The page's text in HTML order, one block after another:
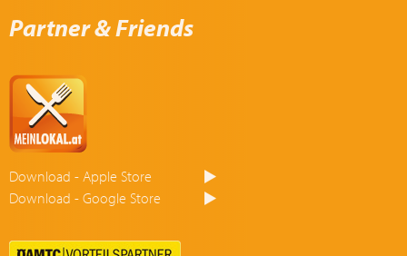
Partner & Friends
Download - Apple Store
Download - Google Store